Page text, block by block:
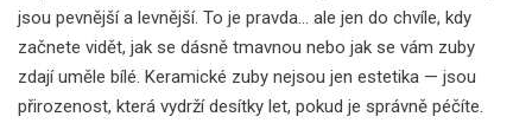
jsou pevnější a levnější. To je pravda… ale jen do chvíle, kdy
začnete vidět, jak se dásně tmavnou nebo jak se vám zuby
zdají uměle bílé. Keramické zuby nejsou jen estetika — jsou
přirozenost, která vydrží desítky let, pokud je správně péčíte.